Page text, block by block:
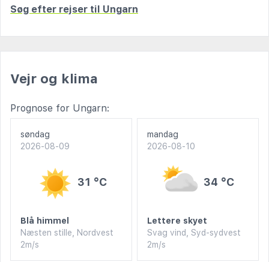
Søg efter rejser til Ungarn
Vejr og klima
Prognose for Ungarn:
søndag
2026-08-09
31 °C
Blå himmel
Næsten stille, Nordvest
2m/s
mandag
2026-08-10
34 °C
Lettere skyet
Svag vind, Syd-sydvest
2m/s